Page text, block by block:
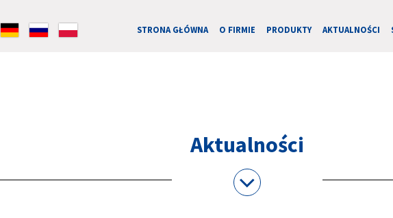
STRONA GŁÓWNA O FIRMIE PRODUKTY AKTUALNOŚCI
Aktualności